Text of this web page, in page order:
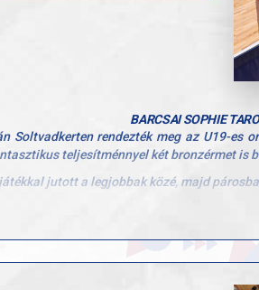
BARCSAI SOPHIE
Soltvadkerten rendezték meg az U19-es
teljesítménnyel két bronzérmet is
jutott a legjobbak közé, majd